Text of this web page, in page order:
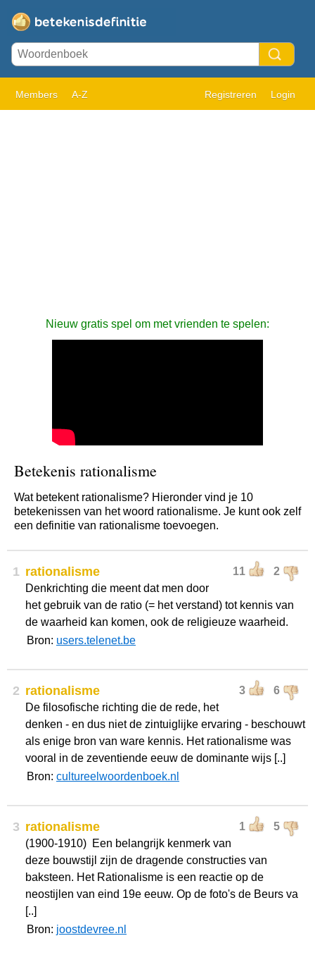
Members A-Z Registreren Login
Nieuw gratis spel om met vrienden te spelen:
Betekenis rationalisme
Wat betekent rationalisme? Hieronder vind je 10
betekenissen van het woord rationalisme. Je kunt ook zelf
een definitie van rationalisme toevoegen.
1 11 2
rationalisme
Denkrichting die meent dat men door
het gebruik van de ratio (= het verstand) tot kennis van
de waarheid kan komen, ook de religieuze waarheid.
Bron: users.telenet.be
2 3 6
rationalisme
De filosofische richting die de rede, het
denken - en dus niet de zintuiglijke ervaring - beschouwt
als enige bron van ware kennis. Het rationalisme was
vooral in de zeventiende eeuw de dominante wijs [..]
Bron: cultureelwoordenboek.nl
3 1 5
rationalisme
(1900-1910) Een belangrijk kenmerk van
deze bouwstijl zijn de dragende constructies van
baksteen. Het Rationalisme is een reactie op de
neostijlen van eind 19e eeuw. Op de foto's de Beurs va
[..]
Bron: joostdevree.nl